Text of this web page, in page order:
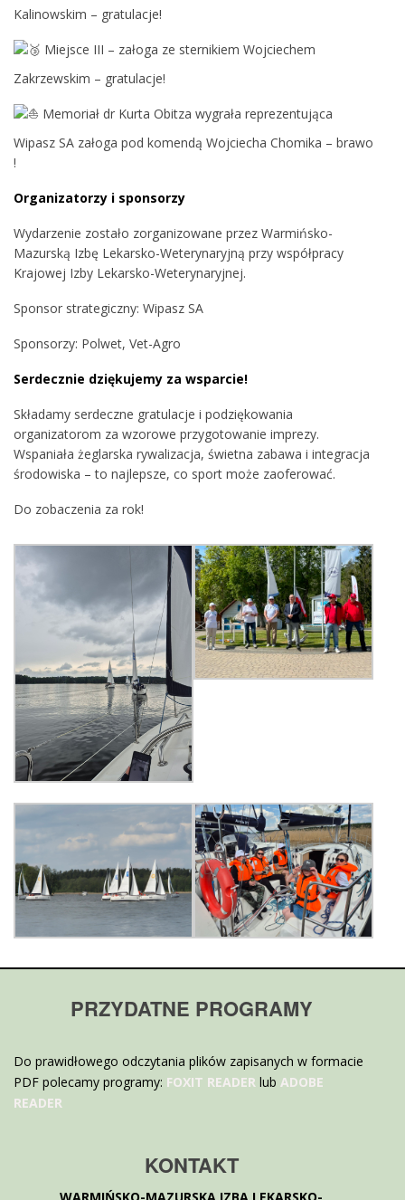
Kalinowskim – gratulacje!
Miejsce III – załoga ze sternikiem Wojciechem
Zakrzewskim – gratulacje!
Memoriał dr Kurta Obitza wygrała reprezentująca
Wipasz SA załoga pod komendą Wojciecha Chomika – brawo
!
Organizatorzy i sponsorzy
Wydarzenie zostało zorganizowane przez Warmińsko-
Mazurską Izbę Lekarsko-Weterynaryjną przy współpracy
Krajowej Izby Lekarsko-Weterynaryjnej.
Sponsor strategiczny: Wipasz SA
Sponsorzy: Polwet, Vet-Agro
Serdecznie dziękujemy za wsparcie!
Składamy serdeczne gratulacje i podziękowania
organizatorom za wzorowe przygotowanie imprezy.
Wspaniała żeglarska rywalizacja, świetna zabawa i integracja
środowiska – to najlepsze, co sport może zaoferować.
Do zobaczenia za rok!
PRZYDATNE PROGRAMY
Do prawidłowego odczytania plików zapisanych w formacie
PDF polecamy programy: FOXIT READER lub ADOBE
READER
KONTAKT